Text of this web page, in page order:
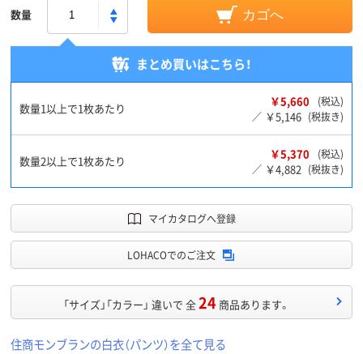
数量 カゴへ
まとめ買いはこちら！
数量1以上で1枚あたり ￥5,660
(税込)
／ ￥5,146 (税抜き)
数量2以上で1枚あたり ￥5,370
(税込)
／ ￥4,882 (税抜き)
マイカタログへ登録
LOHACOでのご注文
「サイズ」「カラー」 違いで 全24 商品あります。
住商モンブランの白衣（パンツ）を全て見る